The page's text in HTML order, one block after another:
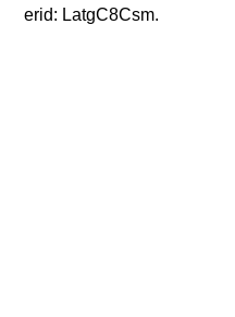
erid: LatgC8Csm.